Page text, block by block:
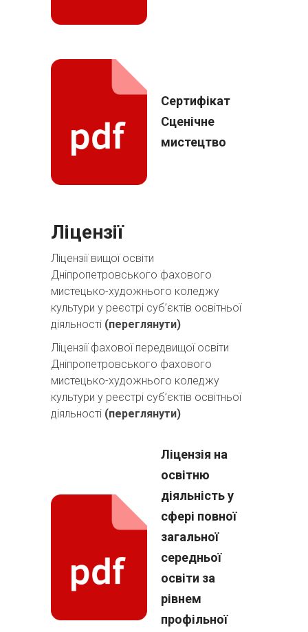
Сертифікат
Сценічне
мистецтво
Ліцензії
Ліцензії вищої освіти
Дніпропетровського фахового
мистецько-художнього коледжу
культури у реєстрі суб’єктів освітньої
діяльності (переглянути)
Ліцензії фахової передвищої освіти
Дніпропетровського фахового
мистецько-художнього коледжу
культури у реєстрі суб’єктів освітньої
діяльності (переглянути)
Ліцензія на
освітню
діяльність у
сфері повної
загальної
середньої
освіти за
рівнем
профільної